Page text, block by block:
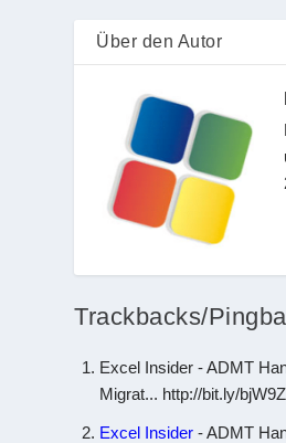
Über den Autor
Trackbacks/
Excel Insider - ADMT
Migrat... http://bit.ly/
Excel Insider- ADMT